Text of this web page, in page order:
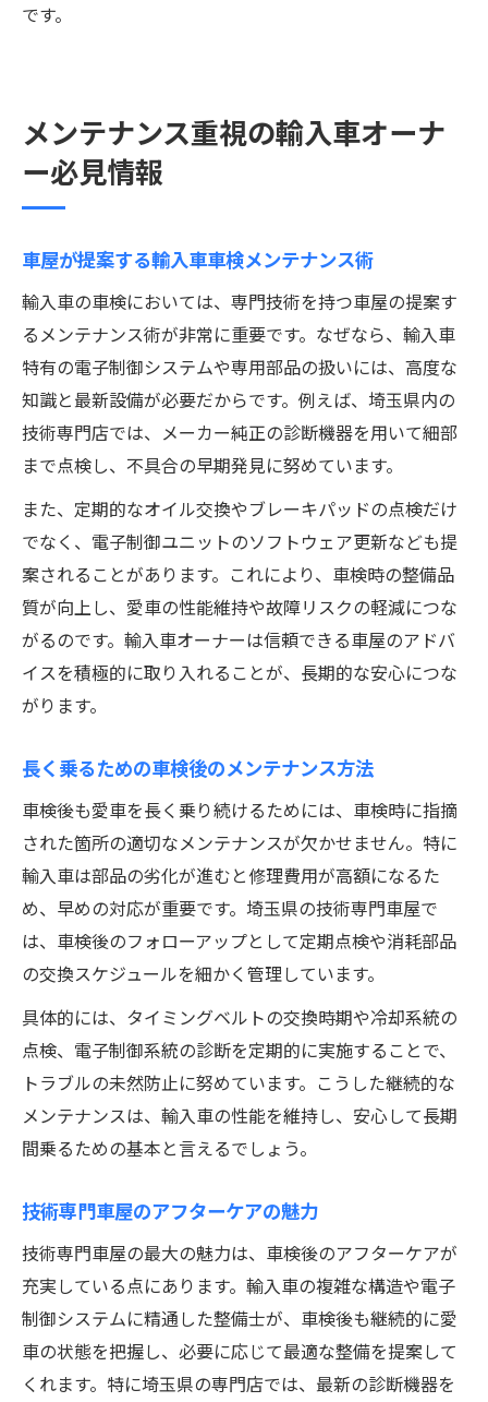
です。
メンテナンス重視の輸入車オーナ
ー必見情報
車屋が提案する輸入車車検メンテナンス術
輸入車の車検においては、専門技術を持つ車屋の提案す
るメンテナンス術が非常に重要です。なぜなら、輸入車
特有の電子制御システムや専用部品の扱いには、高度な
知識と最新設備が必要だからです。例えば、埼玉県内の
技術専門店では、メーカー純正の診断機器を用いて細部
まで点検し、不具合の早期発見に努めています。
また、定期的なオイル交換やブレーキパッドの点検だけ
でなく、電子制御ユニットのソフトウェア更新なども提
案されることがあります。これにより、車検時の整備品
質が向上し、愛車の性能維持や故障リスクの軽減につな
がるのです。輸入車オーナーは信頼できる車屋のアドバ
イスを積極的に取り入れることが、長期的な安心につな
がります。
長く乗るための車検後のメンテナンス方法
車検後も愛車を長く乗り続けるためには、車検時に指摘
された箇所の適切なメンテナンスが欠かせません。特に
輸入車は部品の劣化が進むと修理費用が高額になるた
め、早めの対応が重要です。埼玉県の技術専門車屋で
は、車検後のフォローアップとして定期点検や消耗部品
の交換スケジュールを細かく管理しています。
具体的には、タイミングベルトの交換時期や冷却系統の
点検、電子制御系統の診断を定期的に実施することで、
トラブルの未然防止に努めています。こうした継続的な
メンテナンスは、輸入車の性能を維持し、安心して長期
間乗るための基本と言えるでしょう。
技術専門車屋のアフターケアの魅力
技術専門車屋の最大の魅力は、車検後のアフターケアが
充実している点にあります。輸入車の複雑な構造や電子
制御システムに精通した整備士が、車検後も継続的に愛
車の状態を把握し、必要に応じて最適な整備を提案して
くれます。特に埼玉県の専門店では、最新の診断機器を